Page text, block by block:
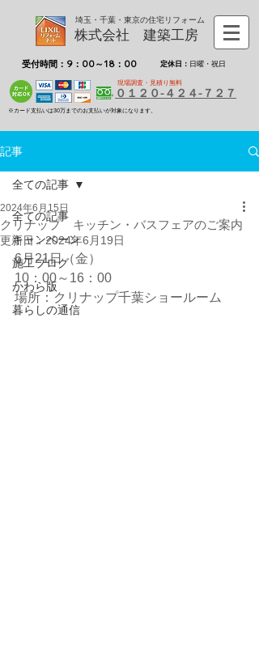
埼玉・千葉・東京の住宅リフォーム
株式会社 建築工房
受付時間：9：00～18：00 定休日： 日曜・祝日
現場調査・見積り無料
０１２０-４２４-７２７
※カード支払いは30万までのお支払いが対象になります。
記事
全ての記事
キャンペーン
施工ブログ
かわら版
暮らしの通信
全ての記事
クリナップ キッチン・バスフェアのご案内
2024年6月15日
更新日：2024年6月19日
6月21日（金）
10：00～16：00
場所：クリナップ千葉ショールーム